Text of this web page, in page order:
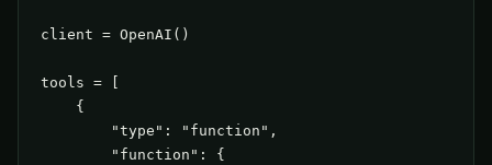
client = OpenAI()
tools = [
    {
        "type": "function",
        "function": {